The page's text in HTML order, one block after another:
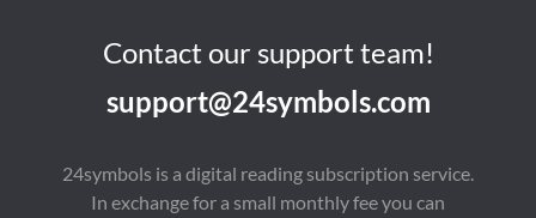
Contact our support team!
support@24symbols.com
24symbols is a digital reading subscription service.
In exchange for a small monthly fee you can